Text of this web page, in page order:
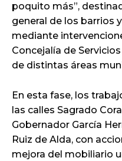
poquito más”,
general de los barrios
mediante
Concejalía de
de distintas áreas
En esta fase, los
las calles Sagrado
Gobernador García
Ruiz de Alda, con
mejora del mobiliario